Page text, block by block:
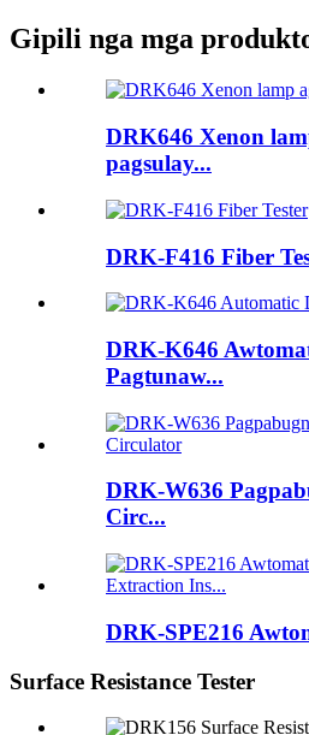
Gipili nga mga
DRK646 Xenon
pagsulay...
DRK-F416 Fiber
DRK-K646
Pagtunaw...
DRK-W636
Circ...
DRK-SPE216
Surface Resistance Tester